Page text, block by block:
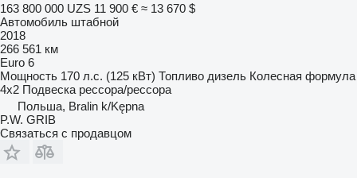
163 800 000 UZS 11 900 € ≈ 13 670 $
Автомобиль штабной
2018
266 561 км
Euro 6
Мощность 170 л.с. (125 кВт) Топливо дизель Колесная формула
4x2 Подвеска рессора/рессора
Польша, Bralin k/Kępna
P.W. GRIB
Связаться с продавцом